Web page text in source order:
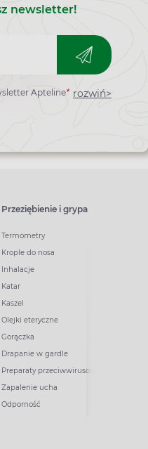
newsletter!
Apteline* rozwiń>
Przeziębienie i grypa
Termometry
Krople do nosa
Inhalacje
Katar
Kaszel
Olejki eteryczne
Gorączka
Drapanie w gardle
Preparaty przeciwwirusowe
Zapalenie ucha
Odporność